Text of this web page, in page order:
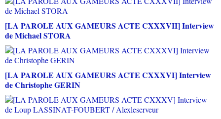
[LA PAROLE AUX GAMEURS ACTE CXXXVII] Interview
de Michael STORA
[LA PAROLE AUX GAMEURS ACTE CXXXVI] Interview
de Christophe GERIN